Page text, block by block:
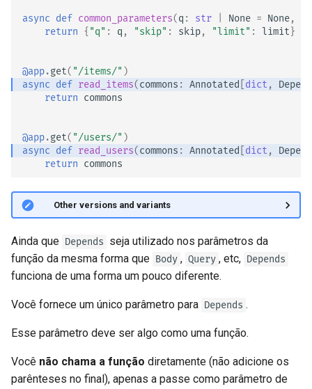
async def common_parameters(q : str None = None,
return { "q" : q , "skip" : skip, "limit" : limit }
@app.get( "/items/" )
async def read_items(commons : Annotated dict ,
return commons
@app.get( "/users/" )
async def read_users(commons : Annotated dict ,
return commons
🤓 Other versions and variants
Ainda que Depends seja utilizado nos parâmetros da
função da mesma forma que Body , Query , etc, Depends
funciona de uma forma um pouco diferente.
Você fornece um único parâmetro para Depends .
Esse parâmetro deve ser algo como uma função.
Você não chama a função diretamente (não adicione os
parênteses no final), apenas a passe como parâmetro de